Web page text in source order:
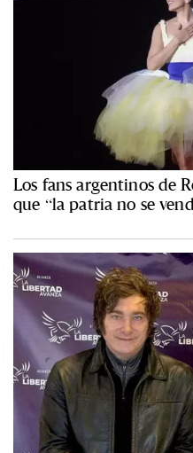
Los fans argentinos de
que “la patria no se